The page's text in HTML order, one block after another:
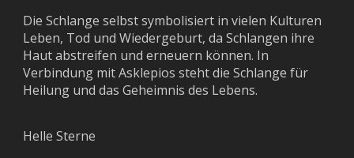
Die Schlange selbst symbolisiert in vielen Kulturen
Leben, Tod und Wiedergeburt, da Schlangen ihre
Haut abstreifen und erneuern können. In
Verbindung mit Asklepios steht die Schlange für
Heilung und das Geheimnis des Lebens.
Helle Sterne